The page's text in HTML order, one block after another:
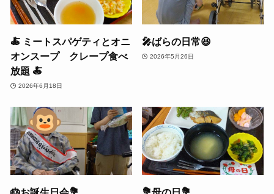
🍝 ミートスパゲティとオニ
オンスープ クレープ食べ
放題 🍝
2026年6月18日
🎤ばらの日常😆
2026年5月26日